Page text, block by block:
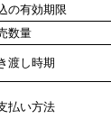
の有効期限
数量
渡し時期
払い方法